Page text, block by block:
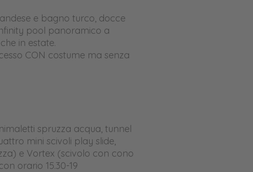
e bagno turco, docce
pool panoramico a
in estate.
CON costume ma senza
spruzza acqua, tunnel
mini scivoli play slide,
e Vortex (scivolo con cono
orario 15.30-19